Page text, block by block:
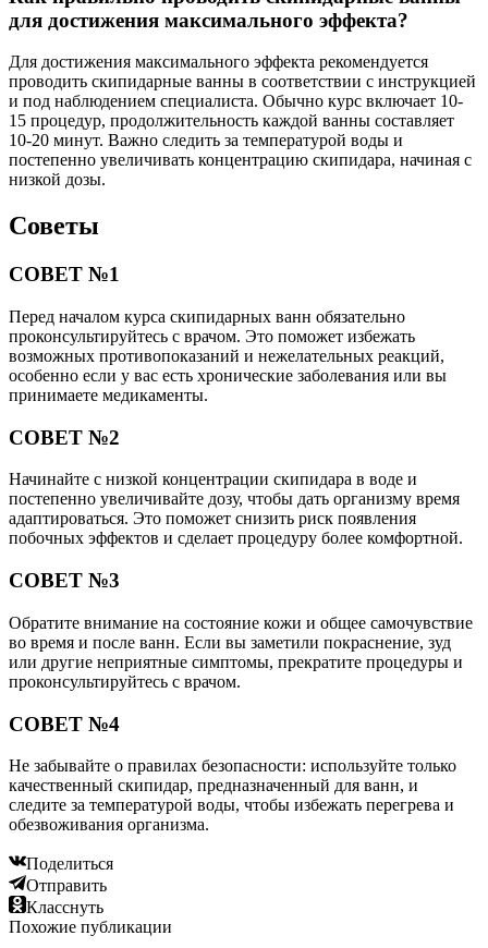
для достижения максимального эффекта?
Для достижения максимального эффекта рекомендуется
проводить скипидарные ванны в соответствии с инструкцией
и под наблюдением специалиста. Обычно курс включает 10-
15 процедур, продолжительность каждой ванны составляет
10-20 минут. Важно следить за температурой воды и
постепенно увеличивать концентрацию скипидара, начиная с
низкой дозы.
Советы
СОВЕТ №1
Перед началом курса скипидарных ванн обязательно
проконсультируйтесь с врачом. Это поможет избежать
возможных противопоказаний и нежелательных реакций,
особенно если у вас есть хронические заболевания или вы
принимаете медикаменты.
СОВЕТ №2
Начинайте с низкой концентрации скипидара в воде и
постепенно увеличивайте дозу, чтобы дать организму время
адаптироваться. Это поможет снизить риск появления
побочных эффектов и сделает процедуру более комфортной.
СОВЕТ №3
Обратите внимание на состояние кожи и общее самочувствие
во время и после ванн. Если вы заметили покраснение, зуд
или другие неприятные симптомы, прекратите процедуры и
проконсультируйтесь с врачом.
СОВЕТ №4
Не забывайте о правилах безопасности: используйте только
качественный скипидар, предназначенный для ванн, и
следите за температурой воды, чтобы избежать перегрева и
обезвоживания организма.
Поделиться
Отправить
Класснуть
Похожие публикации